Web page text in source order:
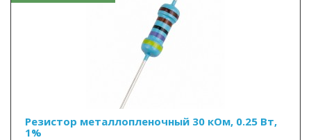
Резистор металлопленочный 30 кОм, 0.25 Вт,
1%